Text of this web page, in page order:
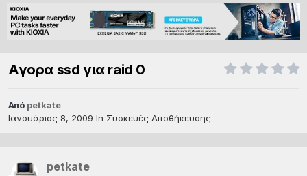
Αγορα ssd για raid 0
Από petkate
Ιανουάριος 8, 2009 In Συσκευές Αποθήκευσης
petkate